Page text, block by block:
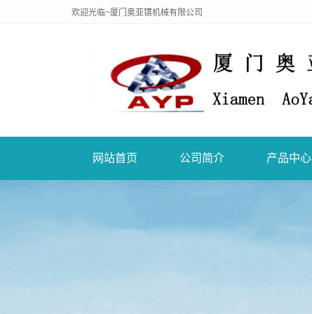
欢迎光临~厦门奥亚镨机械有限公司
网站首页 公司简介 产品中心